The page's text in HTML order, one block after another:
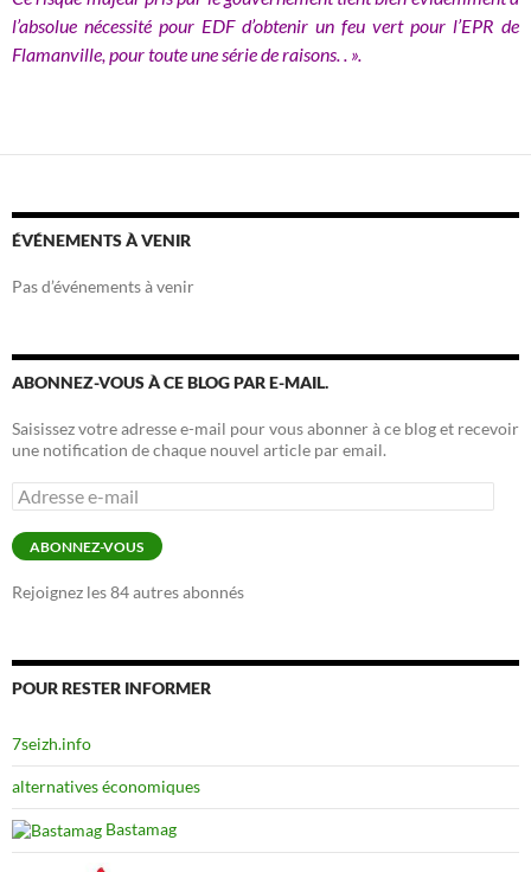
l’absolue nécessité pour EDF d’obtenir un feu vert pour l’EPR de
Flamanville, pour toute une série de raisons. . ».
ÉVÉNEMENTS À VENIR
Pas d’événements à venir
ABONNEZ-VOUS À CE BLOG PAR E-MAIL.
Saisissez votre adresse e-mail pour vous abonner à ce blog et recevoir
une notification de chaque nouvel article par email.
Adresse
e-
mail
ABONNEZ-VOUS
Rejoignez les 84 autres abonnés
POUR RESTER INFORMER
7seizh.info
alternatives économiques
Bastamag